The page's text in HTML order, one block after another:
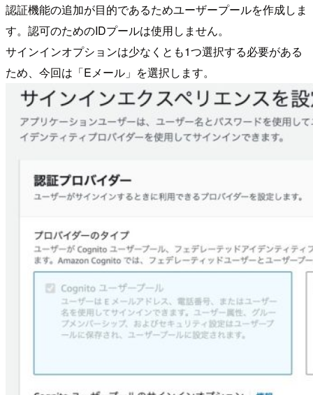
認証機能の追加が目的であるためユーザープールを作成しま
す。認可のためのIDプールは使用しません。
サインインオプションは少なくとも1つ選択する必要がある
ため、今回は「Eメール」を選択します。